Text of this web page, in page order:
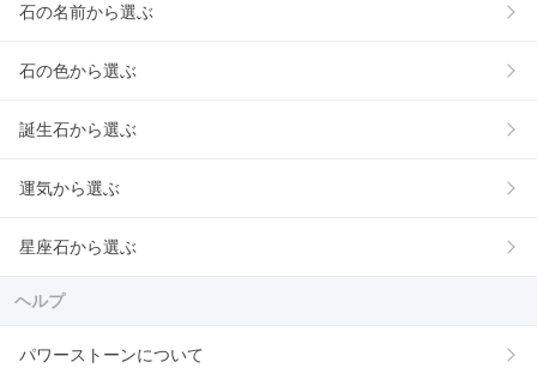
石の名前から選ぶ
石の色から選ぶ
誕生石から選ぶ
運気から選ぶ
星座石から選ぶ
ヘルプ
パワーストーンについて